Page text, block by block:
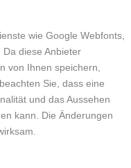
wie Google Webfonts,
diese Anbieter
von Ihnen speichern,
Sie, dass eine
und das Aussehen
kann. Die Änderungen